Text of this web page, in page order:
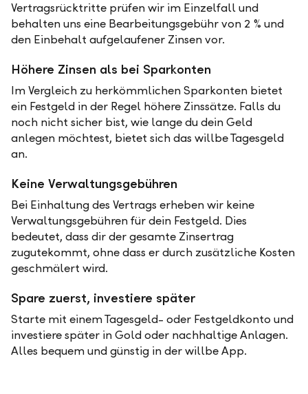
Vertragsrücktritte prüfen wir im Einzelfall und
behalten uns eine Bearbeitungsgebühr von 2 % und
den Einbehalt aufgelaufener Zinsen vor.
Höhere Zinsen als bei Sparkonten
Im Vergleich zu herkömmlichen Sparkonten bietet
ein Festgeld in der Regel höhere Zinssätze. Falls du
noch nicht sicher bist, wie lange du dein Geld
anlegen möchtest, bietet sich das willbe Tagesgeld
an.
Keine Verwaltungsgebühren
Bei Einhaltung des Vertrags erheben wir keine
Verwaltungsgebühren für dein Festgeld. Dies
bedeutet, dass dir der gesamte Zinsertrag
zugutekommt, ohne dass er durch zusätzliche Kosten
geschmälert wird.
Spare zuerst, investiere später
Starte mit einem Tagesgeld- oder Festgeldkonto und
investiere später in Gold oder nachhaltige Anlagen.
Alles bequem und günstig in der willbe App.